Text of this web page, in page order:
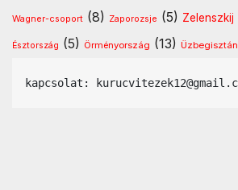
Wagner-csoport (8) Zaporozsje (5) Zelenszkij
Észtország (5) Örményország (13) Üzbegisztán
kapcsolat: